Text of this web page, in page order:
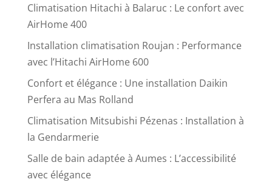
Climatisation Hitachi à Balaruc : Le confort avec
AirHome 400
Installation climatisation Roujan : Performance
avec l’Hitachi AirHome 600
Confort et élégance : Une installation Daikin
Perfera au Mas Rolland
Climatisation Mitsubishi Pézenas : Installation à
la Gendarmerie
Salle de bain adaptée à Aumes : L’accessibilité
avec élégance